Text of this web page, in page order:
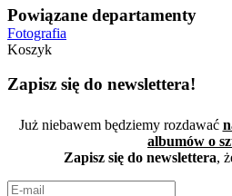
Powiązane departamenty
Fotografia
Koszyk
Zapisz się do newslettera!
Już niebawem będziemy rozdawać
albumów o
Zapisz się do newslettera,